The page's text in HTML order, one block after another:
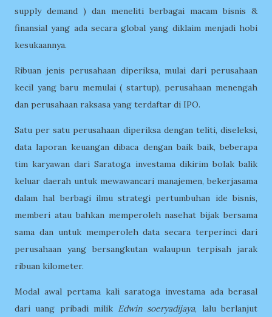
supply demand ) dan meneliti berbagai macam bisnis &
finansial yang ada secara global yang diklaim menjadi hobi
kesukaannya.
Ribuan jenis perusahaan diperiksa, mulai dari perusahaan
kecil yang baru memulai ( startup), perusahaan menengah
dan perusahaan raksasa yang terdaftar di IPO.
Satu per satu perusahaan diperiksa dengan teliti, diseleksi,
data laporan keuangan dibaca dengan baik baik, beberapa
tim karyawan dari Saratoga investama dikirim bolak balik
keluar daerah untuk mewawancari manajemen, bekerjasama
dalam hal berbagi ilmu strategi pertumbuhan ide bisnis,
memberi atau bahkan memperoleh nasehat bijak bersama
sama dan untuk memperoleh data secara terperinci dari
perusahaan yang bersangkutan walaupun terpisah jarak
ribuan kilometer.
Modal awal pertama kali saratoga investama ada berasal
dari uang pribadi milik Edwin soeryadijaya, lalu berlanjut